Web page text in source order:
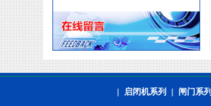
| 启闭机系列 | 闸门系列